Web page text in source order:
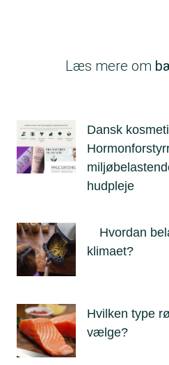
Læs mere om
Dansk
hudpleje
Hvordan
klimaet?
Hvilken type
vælge?